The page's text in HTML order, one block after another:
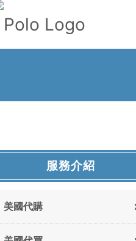
服務介紹
美國代購